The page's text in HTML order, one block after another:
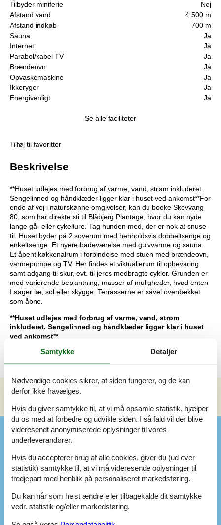
Tilbyder miniferie
Nej
Afstand vand
4.500 m
Afstand indkøb
700 m
Sauna
Ja
Internet
Ja
Parabol/kabel TV
Ja
Brændeovn
Ja
Opvaskemaskine
Ja
Ikkeryger
Ja
Energivenligt
Ja
Se alle faciliteter
Tilføj til favoritter
Beskrivelse
**Huset udlejes med forbrug af varme, vand, strøm inkluderet.
Sengelinned og håndklæder ligger klar i huset ved ankomst**For
ende af vej i naturskønne omgivelser, kan du booke Skovvang
80, som har direkte sti til Blåbjerg Plantage, hvor du kan nyde
lange gå- eller cykelture. Tag hunden med, der er nok at snuse
til. Huset byder på 2 soverum med henholdsvis dobbeltsenge og
enkeltsenge. Et nyere badeværelse med gulvvarme og sauna.
Et åbent køkkenalrum i forbindelse med stuen med brændeovn,
varmepumpe og TV. Her findes et viktualierum til opbevaring
samt adgang til skur, evt. til jeres medbragte cykler. Grunden er
med varierende beplantning, masser af muligheder, hvad enten
I søger læ, sol eller skygge. Terrasserne er såvel overdækket
som åbne.
**Huset udlejes med forbrug af varme, vand, strøm
inkluderet. Sengelinned og håndklæder ligger klar i huset
ved ankomst**
Faciliteter
Afstand
Afstand strand
4,5 km
Afstand indkøb (m)
Sovepladser
Antal soverum
Samtykke Detaljer
Nødvendige cookies sikrer, at siden fungerer, og de kan
derfor ikke fravælges.
Hvis du giver samtykke til, at vi må opsamle statistik, hjælper
du os med at forbedre og udvikle siden. I så fald vil der blive
videresendt anonymiserede oplysninger til vores
underleverandører.
Hvis du accepterer brug af alle cookies, giver du (ud over
statistik) samtykke til, at vi må videresende oplysninger til
tredjepart med henblik på personaliseret markedsføring.
Du kan når som helst ændre eller tilbagekalde dit samtykke
vedr. statistik og/eller markedsføring.